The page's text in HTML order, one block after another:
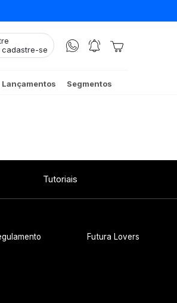
cadastre-se
Lançamentos Segmentos
Tutoriais
Futura Lovers